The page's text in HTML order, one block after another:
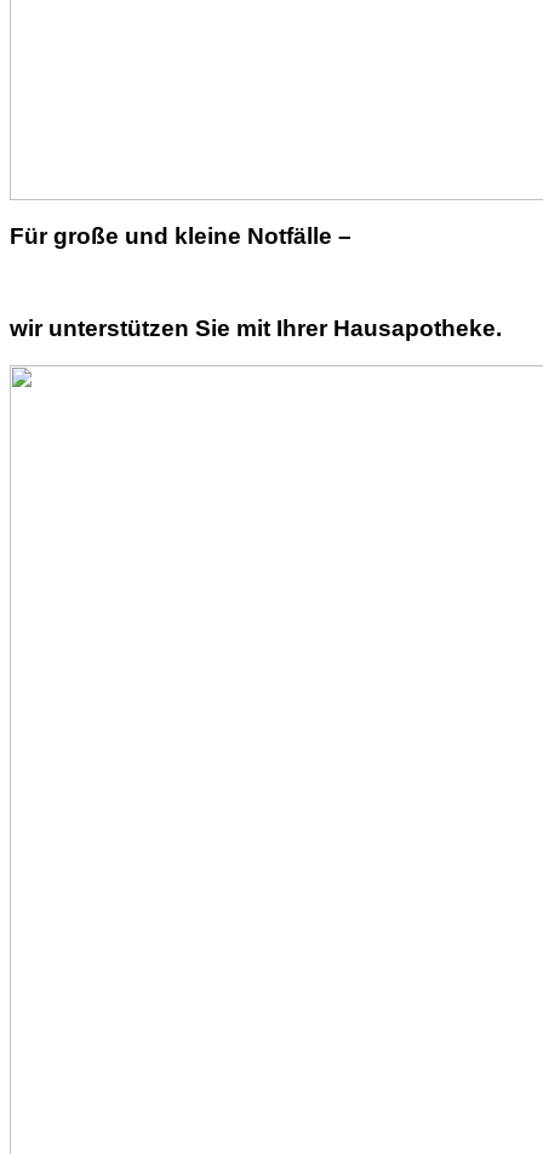
Für große und kleine Notfälle –
wir unterstützen Sie mit Ihrer Hausapotheke.